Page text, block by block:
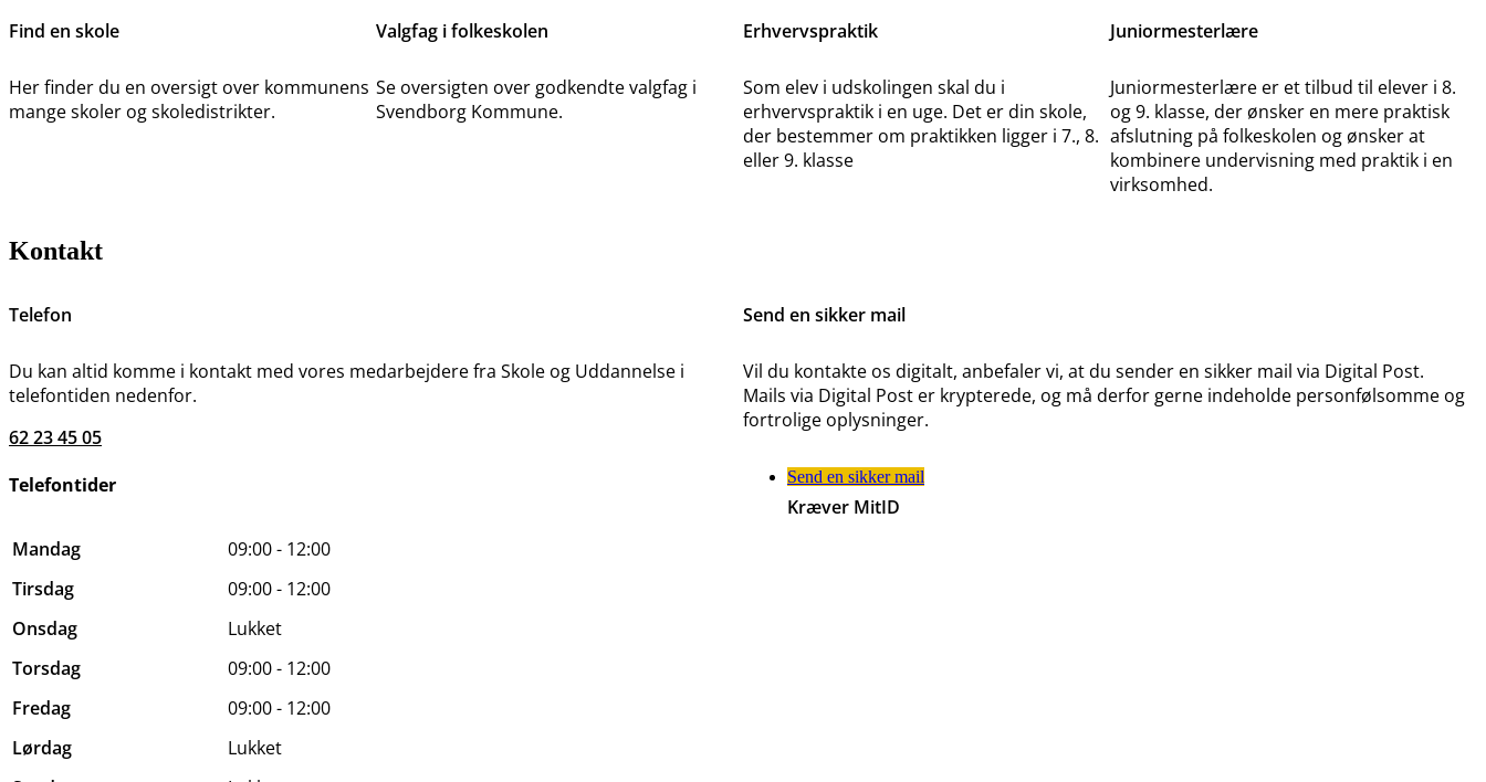
Find en skole
Her finder du en oversigt over kommunens
mange skoler og skoledistrikter.
Valgfag i folkeskolen
Se oversigten over godkendte valgfag i
Svendborg Kommune.
Erhvervspraktik
Som elev i udskolingen skal du i
erhvervspraktik i en uge. Det er din skole,
der bestemmer om praktikken ligger i 7., 8.
eller 9. klasse
Juniormesterlære
Juniormesterlære er et tilbud til elever i 8.
og 9. klasse, der ønsker en mere praktisk
afslutning på folkeskolen og ønsker at
kombinere undervisning med praktik i en
virksomhed.
Kontakt
Telefon
Du kan altid komme i kontakt med vores medarbejdere fra Skole og Uddannelse i
telefontiden nedenfor.
62 23 45 05
Telefontider
Mandag
09:00 - 12:00
Tirsdag
09:00 - 12:00
Onsdag
Lukket
Torsdag
09:00 - 12:00
Fredag
09:00 - 12:00
Lørdag
Lukket
Send en sikker mail
Vil du kontakte os digitalt, anbefaler vi, at du sender en sikker mail via Digital Post.
Mails via Digital Post er krypterede, og må derfor gerne indeholde personfølsomme og
fortrolige oplysninger.
Send en sikker mail
Kræver MitID